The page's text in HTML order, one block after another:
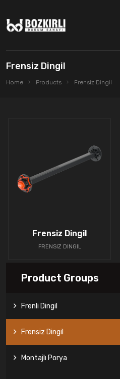
Frensiz Dingil
Home Products Frensiz Dingil
Frensiz Dingil
FRENSIZ DINGIL
Product Groups
Frenli Dingil
Frensiz Dingil
Montajlı Porya